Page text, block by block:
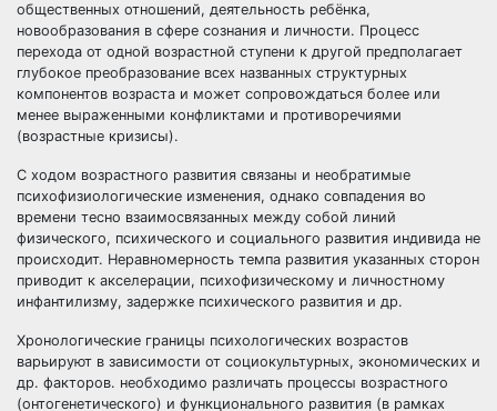
общественных отношений, деятельность ребёнка,
новообразования в сфере сознания и личности. Процесс
перехода от одной возрастной ступени к другой предполагает
глубокое преобразование всех названных структурных
компонентов возраста и может сопровождаться более или
менее выраженными конфликтами и противоречиями
(возрастные кризисы).
С ходом возрастного развития связаны и необратимые
психофизиологические изменения, однако совпадения во
времени тесно взаимосвязанных между собой линий
физического, психического и социального развития индивида не
происходит. Неравномерность темпа развития указанных сторон
приводит к акселерации, психофизическому и личностному
инфантилизму, задержке психического развития и др.
Хронологические границы психологических возрастов
варьируют в зависимости от социокультурных, экономических и
др. факторов. необходимо различать процессы возрастного
(онтогенетического) и функционального развития (в рамках